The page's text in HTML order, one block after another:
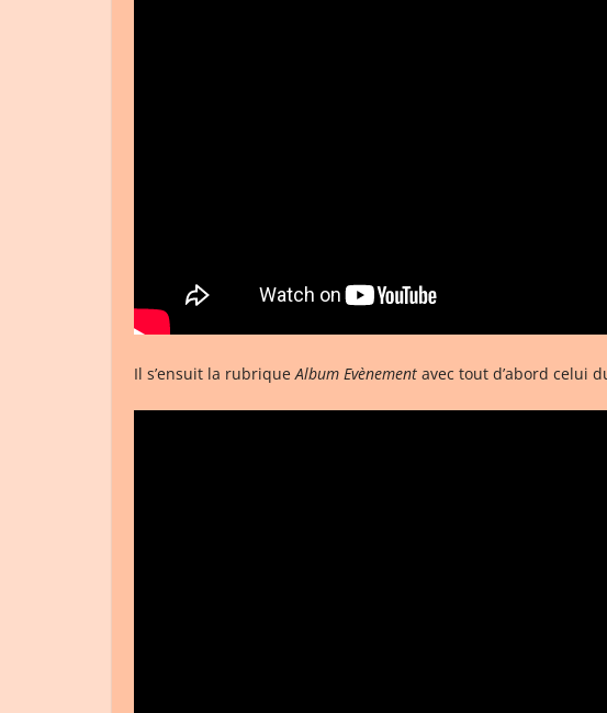
Il s’ensuit la rubrique Album Evènement avec tout d’abord celui